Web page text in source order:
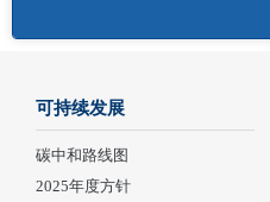
可持续发展
碳中和路线图
2025年度方针